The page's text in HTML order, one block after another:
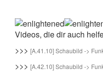
Videos, die dir auch
>>> [A.41.10] Schaubild ->
>>> [A.42.10] Schaubild ->